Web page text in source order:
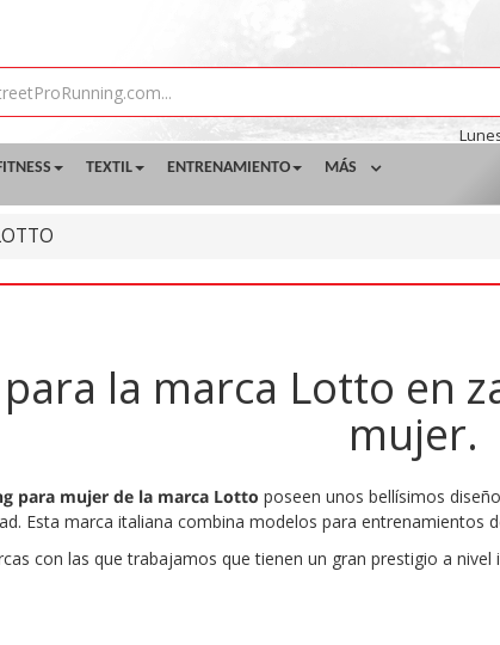
TEXTIL ENTRENAMIENTO MÁS
la marca Lotto en
mujer.
para mujer de la marca Lotto poseen unos bellísimos
Esta marca italiana combina modelos para entrenamientos
con las que trabajamos que tienen un gran prestigio a